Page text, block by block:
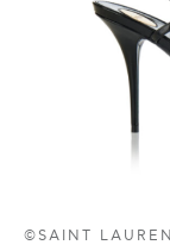
©SAINT